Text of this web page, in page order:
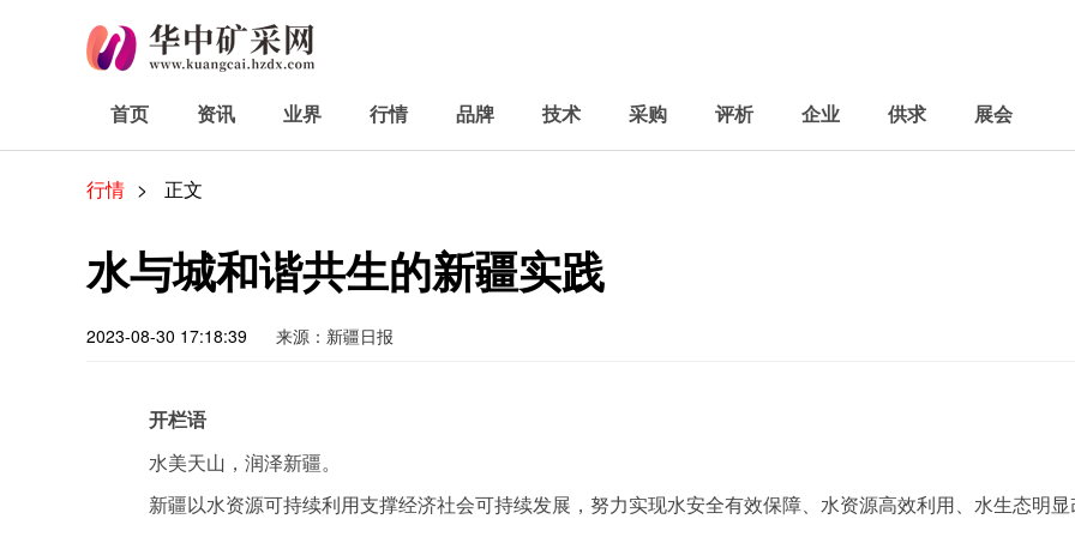
首页 资讯 业界 行情 品牌 技术 采购 评析 企业 供求 展会
行情 > 正文
水与城和谐共生的新疆实践
2023-08-30 17:18:39 来源：新疆日报
开栏语
水美天山，润泽新疆。
新疆以水资源可持续利用支撑经济社会可持续发展，努力实现水安全有效保障、水资源高效利用、水生态明